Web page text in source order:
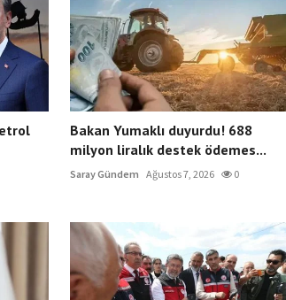
Bakan Yumaklı duyurdu! 688
milyon liralık destek ödemes...
Saray Gündem Ağustos 7, 2026 0